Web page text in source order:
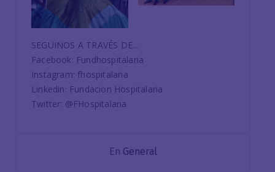
SEGUINOS A TRAVÉS DE…
Facebook: Fundhospitalaria
Instagram: fhospitalaria
Linkedin: Fundacion Hospitalaria
Twitter: @FHospitalaria
En General